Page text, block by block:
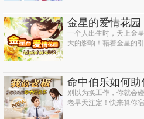
金星的爱情花园
一个人出生时，天上金
大的影响！藉着金星的
命中伯乐如何助
别以为换工作，你就会
老早天注定！快来算你